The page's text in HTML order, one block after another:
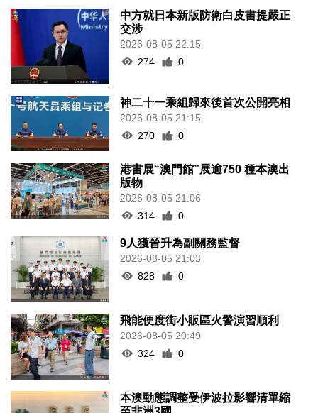
中方就日本新版防衛白皮書提嚴正
交涉
2026-08-05 22:15
274
0
神二十一乘組歸來後首次公開亮相
2026-08-05 21:15
270
0
港書展“澳門館”展逾750 種本澳出
版物
2026-08-05 21:06
314
0
9人獲晉升為副關務監督
2026-08-05 21:03
828
0
飛能便度街小販區火警演習順利
2026-08-05 20:49
324
0
本澳動態調整受伊波拉影響清單縮